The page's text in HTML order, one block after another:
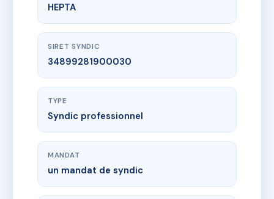
HEPTA
SIRET SYNDIC
34899281900030
TYPE
Syndic professionnel
MANDAT
un mandat de syndic